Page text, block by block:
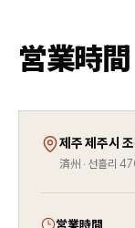
営業時
제주 제주시
済州 · 선흘리
営業時間